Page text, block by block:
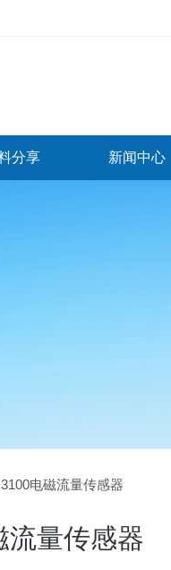
分享 新闻中心
电磁流量传感器
流量传感器